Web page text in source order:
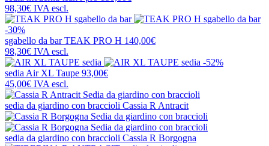
98,30€ IVA escl.
-30%
sgabello da barTEAK PRO H 140,00€
98,30€ IVA escl.
-52%
sedia Air XL Taupe 93,00€
45,00€ IVA escl.
sedia da giardino con braccioli Cassia R Antracit
sedia da giardino con braccioli Cassia R Borgogna